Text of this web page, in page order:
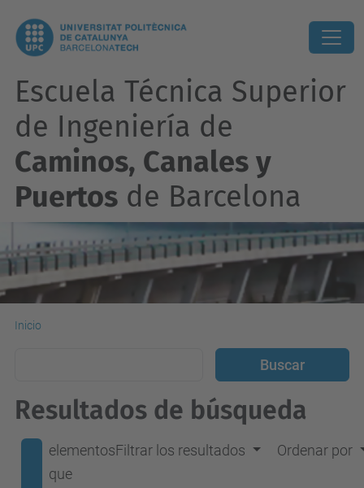
Escuela Técnica Superior
de Ingeniería de
Caminos, Canales y
Puertos de Barcelona
Inicio
Resultados de búsqueda
elementos
que
Filtrar los resultados Ordenar por